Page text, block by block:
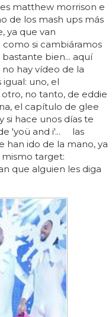
matthew morrison e
de los mash ups más
ya que van
si cambiáramos
bien... aquí
hay vídeo de la
uno, el
no tanto, de eddie
el capítulo de glee
si hace unos días te
'yoü and i'... las
han ido de la mano, ya
target:
que alguien les diga